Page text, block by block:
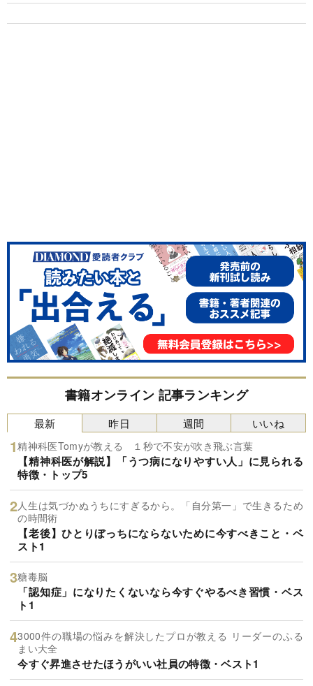
書籍オンライン 記事ランキング
最新
精神科医Tomyが教える １秒で不安が吹き飛ぶ言葉
【精神科医が解説】「うつ病になりやすい人」に見られる
特徴・トップ5
人生は気づかぬうちにすぎるから。「自分第一」で生きるため
の時間術
【老後】ひとりぼっちにならないために今すべきこと・ベ
スト1
糖毒脳
「認知症」になりたくないなら今すぐやるべき習慣・ベス
ト1
3000件の職場の悩みを解決したプロが教える リーダーのふる
まい大全
今すぐ昇進させたほうがいい社員の特徴・ベスト1
昨日 週間 いいね